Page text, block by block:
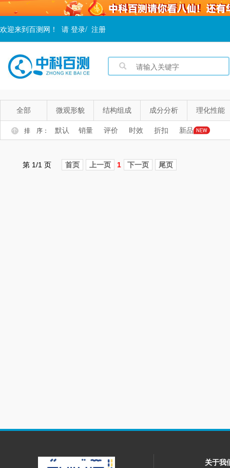
欢迎来到百测网！ 请 登录/ 注册
全部 微观形貌 结构组成 成分分析 理化性能
排 序： 默认 销量 评价 时效 折扣 新品
第 1/1 页 首页 上一页 1 下一页 尾页
关于我